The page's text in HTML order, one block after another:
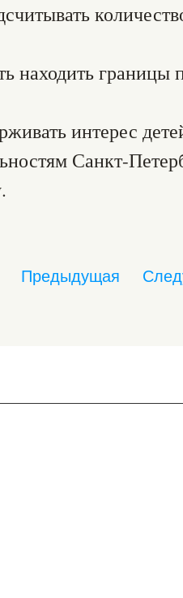
находить границы
интерес
Санкт-
Предыдущая